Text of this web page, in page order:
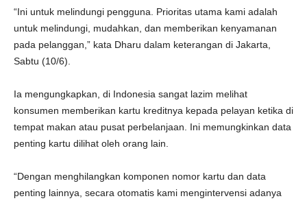
“Ini untuk melindungi pengguna. Prioritas utama kami adalah
untuk melindungi, mudahkan, dan memberikan kenyamanan
pada pelanggan,” kata Dharu dalam keterangan di Jakarta,
Sabtu (10/6).
Ia mengungkapkan, di Indonesia sangat lazim melihat
konsumen memberikan kartu kreditnya kepada pelayan ketika di
tempat makan atau pusat perbelanjaan. Ini memungkinkan data
penting kartu dilihat oleh orang lain.
“Dengan menghilangkan komponen nomor kartu dan data
penting lainnya, secara otomatis kami mengintervensi adanya